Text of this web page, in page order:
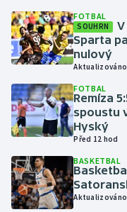
Lezení
Lyže a snowboard
Moderní pětiboj
Motorsport
Olympijské hry
Parasport
FOTBAL
SOUHRN
Sparta
nulový
FOTBAL
Remíza
spoustu
Hyský
Před 12 hod
BASKETBAL